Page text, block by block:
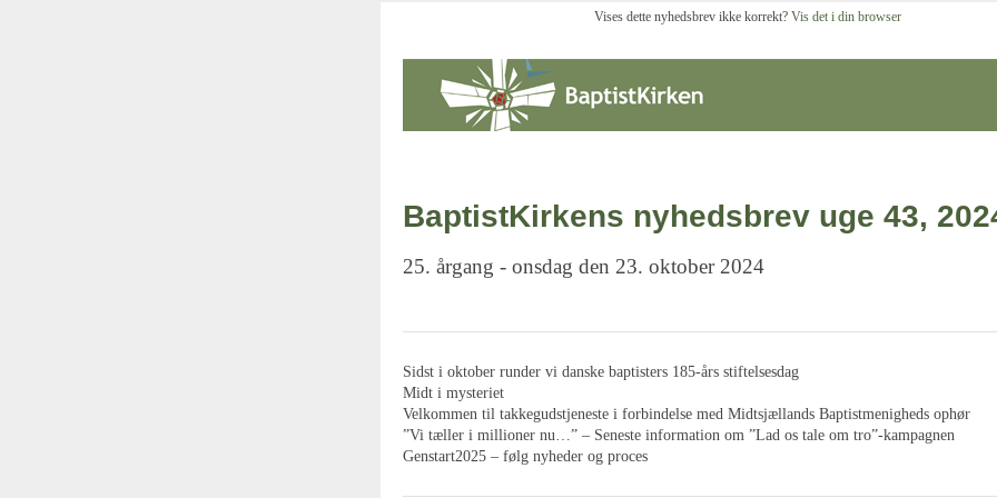
Vises dette nyhedsbrev ikke korrekt? Vis det i din browser
BaptistKirkens nyhedsbrev uge 43,
25. årgang - onsdag den 23. oktober 2024
Sidst i oktober runder vi danske baptisters 185-års stiftelsesdag
Midt i mysteriet
Velkommen til takkegudstjeneste i forbindelse med Midtsjællands Baptistmenigheds ophør
”Vi tæller i millioner nu…” – Seneste information om ”Lad os tale om tro”-kampagnen
Genstart2025 – følg nyheder og proces